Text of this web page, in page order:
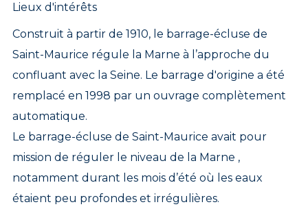
Lieux d'intérêts
Construit à partir de 1910, le barrage-écluse de
Saint-Maurice régule la Marne à l’approche du
confluant avec la Seine. Le barrage d'origine a été
remplacé en 1998 par un ouvrage complètement
automatique.
Le barrage-écluse de Saint-Maurice avait pour
mission de réguler le niveau de la Marne ,
notamment durant les mois d’été où les eaux
étaient peu profondes et irrégulières.